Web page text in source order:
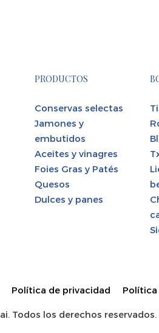
PRODUCTOS
Conservas selectas
Jamones y
embutidos
Aceites y vinagres
Foies Gras y Patés
Quesos
Dulces y panes
Política de privacidad Política
Todos los derechos